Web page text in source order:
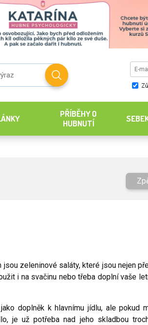
PŘÍBĚHY O
HUBNUTÍ
zeleninové saláty, které jsou nejen
i na svačinu nebo třeba doplní vaše
doplněk k hlavnímu jídlu, ale pokud
je už potřeba nad jeho skladbou